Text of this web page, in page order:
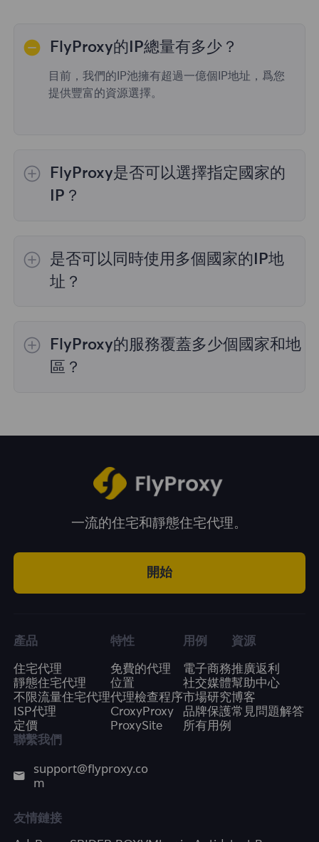
FlyProxy的IP總量有多少？
目前，我們的IP池擁有超過一億個IP地址，爲您
提供豐富的資源選擇。
FlyProxy是否可以選擇指定國家的
IP？
的代理選擇； 靜態住宅代理提供36個國家的代
理，購買時您可以選擇所需的國家。
是否可以同時使用多個國家的IP地
址？
有用。您可以在管理面板中自由選擇和切換不同
國家的IP地址。
FlyProxy的服務覆蓋多少個國家和地
區？
一流的住宅和靜態住宅代理。
開始
產品
住宅代理
靜態住宅代理
不限流量住宅代理
ISP代理
定價
特性
免費的代理
位置
代理檢查程序
CroxyProxy
ProxySite
用例
電子商務
社交媒體
市場研究
品牌保護
所有用例
資源
推廣返利
幫助中心
博客
常見問題解答
聯繫我們
support@flyproxy.co
m
友情鏈接